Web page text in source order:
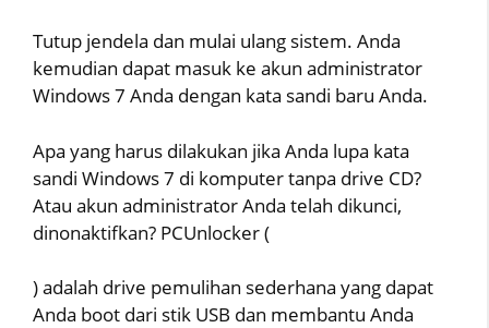
Tutup jendela dan mulai ulang sistem. Anda
kemudian dapat masuk ke akun administrator
Windows 7 Anda dengan kata sandi baru Anda.
Apa yang harus dilakukan jika Anda lupa kata
sandi Windows 7 di komputer tanpa drive CD?
Atau akun administrator Anda telah dikunci,
dinonaktifkan? PCUnlocker (
) adalah drive pemulihan sederhana yang dapat
Anda boot dari stik USB dan membantu Anda